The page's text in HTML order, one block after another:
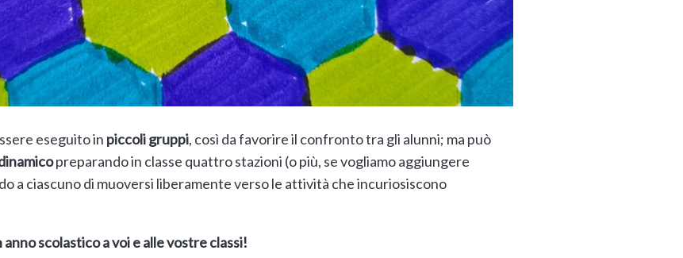
eseguito in piccoli gruppi, così da favorire il confronto tra gli alunni; ma può
preparando in classe quattro stazioni (o più, se vogliamo aggiungere
a ciascuno di muoversi liberamente verso le attività che incuriosiscono
anno scolastico a voi e alle vostre classi!